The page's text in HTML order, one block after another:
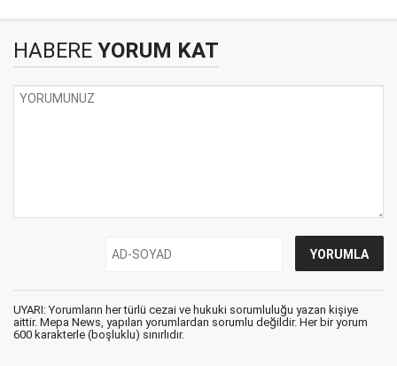
HABERE YORUM KAT
UYARI: Yorumların her türlü cezai ve hukuki sorumluluğu yazan kişiye
aittir. Mepa News, yapılan yorumlardan sorumlu değildir. Her bir yorum
600 karakterle (boşluklu) sınırlıdır.